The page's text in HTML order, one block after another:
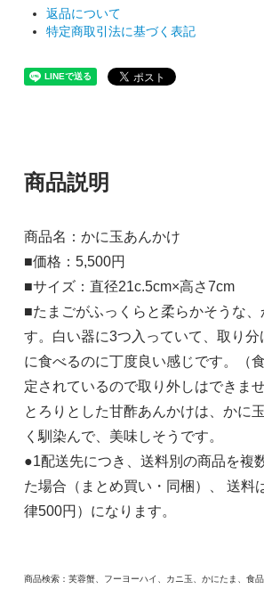
返品について
特定商取引法に基づく表記
商品説明
商品名：かに玉あんかけ
■価格：5,500円
■サイズ：直径21c.5cm×高さ7cm
■たまごがふっくらと柔らかそうな
す。白い器に3つ入っていて、取り
に食べるのに丁度良い感じです。（
定されているので取り外しはできませ
とろりとした甘酢あんかけは、かに
く馴染んで、美味しそうです。
●1配送先につき、送料別の商品を複
た場合（まとめ買い・同梱）、 送料
律500円）になります。
商品検索：芙蓉蟹、フーヨーハイ、カニ玉、かにたま、食